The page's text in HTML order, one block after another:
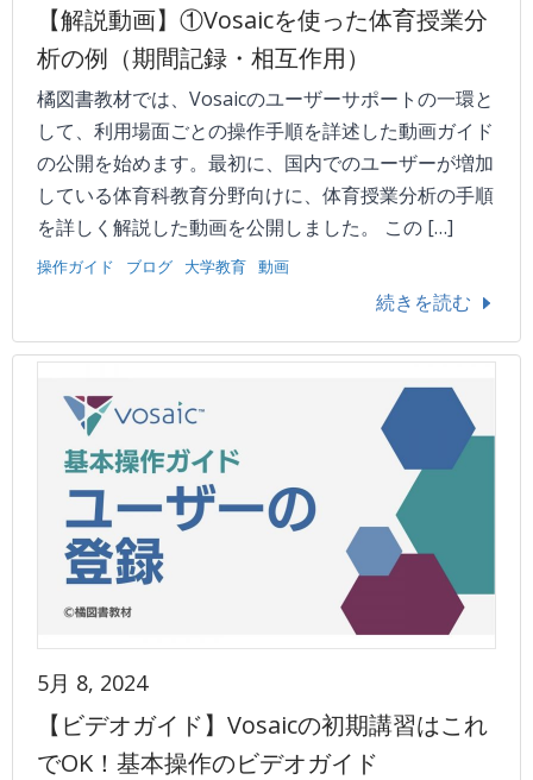
【解説動画】①Vosaicを使った体育授業分
析の例（期間記録・相互作用）
橘図書教材では、Vosaicのユーザーサポートの一環と
して、利用場面ごとの操作手順を詳述した動画ガイド
の公開を始めます。最初に、国内でのユーザーが増加
している体育科教育分野向けに、体育授業分析の手順
を詳しく解説した動画を公開しました。 この […]
操作ガイド ブログ 大学教育 動画
続きを読む
5月 8, 2024
【ビデオガイド】Vosaicの初期講習はこれ
でOK！基本操作のビデオガイド